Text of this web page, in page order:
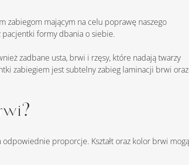
pacjentki formy dbania o siebie.
zabiegiem jest subtelny zabieg laminacji brwi oraz